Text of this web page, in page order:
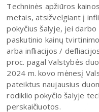
Techninės apžiūros
metais, atsižvelgiant į
pokyčius šalyje, jei
paskutinio kainų
arba infliacijos /
proc. pagal Valstybės
2024 m. kovo mėnesį
pateiktus naujausius
rodiklio pokyčio šalyje
perskaičiuotos.